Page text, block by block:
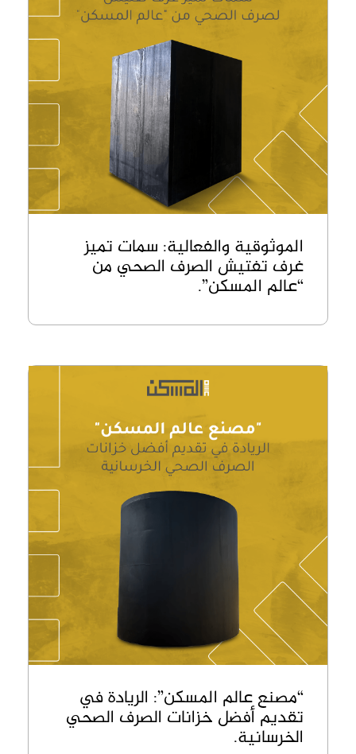
الموثوقية والفعالية: سمات تميز
غرف تفتيش الصرف الصحي من
“عالم المسكن”.
“مصنع عالم المسكن”: الريادة في
تقديم أفضل خزانات الصرف الصحي
الخرسانية.